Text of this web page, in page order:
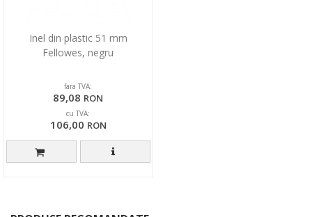
Inel din plastic 51 mm
Fellowes, negru
fara TVA:
89,08 RON
cu TVA:
106,00 RON